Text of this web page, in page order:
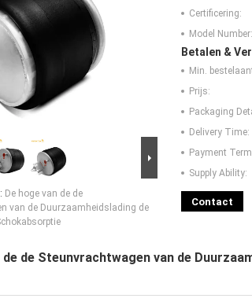
De hoge van de de
van de Duurzaamheidslading de
Certificering:
Model Number:
Betalen &
Min.
Prijs:
Packaging
Delivery Time:
Payment
Supply Ability:
Contact
de de Steunvrachtwagen van de